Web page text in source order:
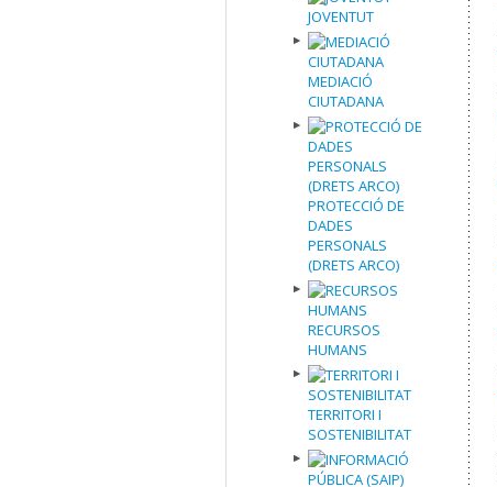
JOVENTUT
MEDIACIÓ
CIUTADANA
PROTECCIÓ DE
DADES
PERSONALS
(DRETS ARCO)
RECURSOS
HUMANS
TERRITORI I
SOSTENIBILITAT